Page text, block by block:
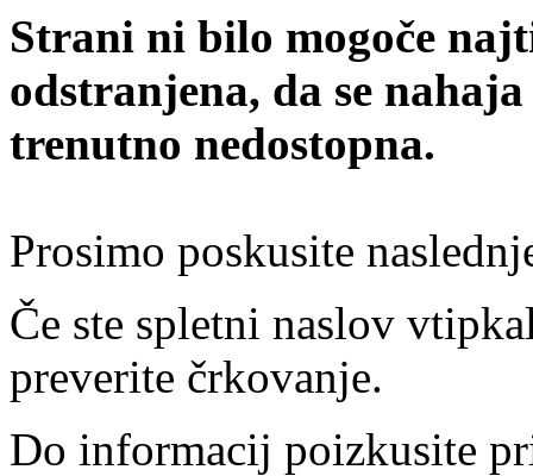
Strani ni bilo mogoče
odstranjena, da se
trenutno nedostopna.
Prosimo poskusite
Če ste spletni naslov
preverite črkovanje.
Do informacij poizkusite